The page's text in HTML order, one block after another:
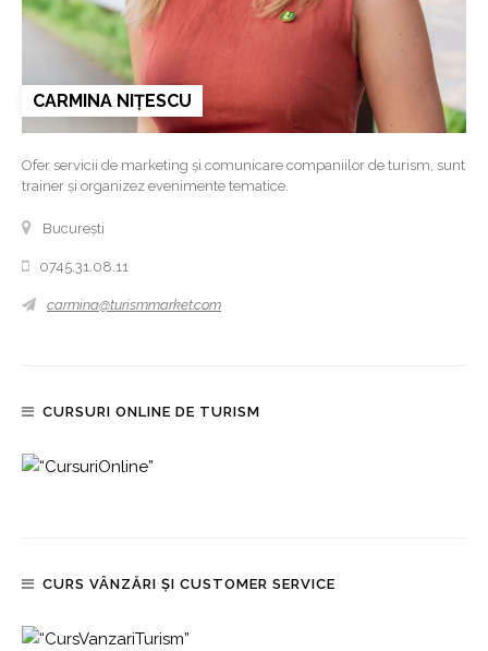
CARMINA NIȚESCU
Ofer servicii de marketing și comunicare companiilor de turism, sunt
trainer și organizez evenimente tematice.
București
0745.31.08.11
carmina@turismmarket.com
CURSURI ONLINE DE TURISM
CURS VÂNZĂRI ȘI CUSTOMER SERVICE